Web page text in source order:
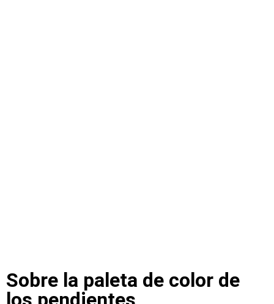
Sobre la paleta de color de